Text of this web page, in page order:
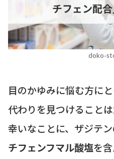
doko-
チフェン配
目のかゆみに悩む方に
代わりを見つけることは
幸いなことに、ザジテ
チフェンフマル酸塩を